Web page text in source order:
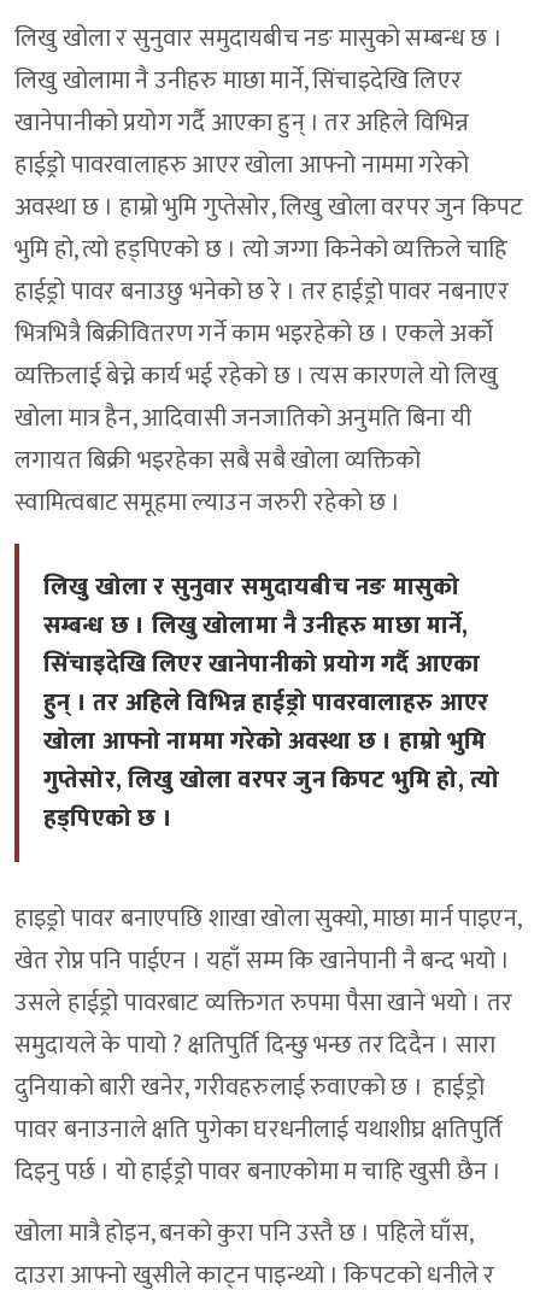
लिखु खोला र सुनुवार समुदायबीच नङ मासुको सम्बन्ध छ ।
लिखु खोलामा नै उनीहरु माछा मार्ने, सिंचाइदेखि लिएर
खानेपानीको प्रयोग गर्दै आएका हुन् । तर अहिले विभिन्न
हाईड्रो पावरवालाहरु आएर खोला आफ्नो नाममा गरेको
अवस्था छ । हाम्रो भुमि गुप्तेसोर, लिखु खोला वरपर जुन किपट
भुमि हो, त्यो हड्पिएको छ । त्यो जग्गा किनेको व्यक्तिले चाहि
हाईड्रो पावर बनाउछु भनेको छ रे । तर हाईड्रो पावर नबनाएर
भित्रभित्रै बिक्रीवितरण गर्ने काम भइरहेको छ । एकले अर्को
व्यक्तिलाई बेच्ने कार्य भई रहेको छ । त्यस कारणले यो लिखु
खोला मात्र हैन, आदिवासी जनजातिको अनुमति बिना यी
लगायत बिक्री भइरहेका सबै सबै खोला व्यक्तिको
स्वामित्वबाट समूहमा ल्याउन जरुरी रहेको छ ।
लिखु खोला र सुनुवार समुदायबीच नङ मासुको
सम्बन्ध छ । लिखु खोलामा नै उनीहरु माछा मार्ने,
सिंचाइदेखि लिएर खानेपानीको प्रयोग गर्दै आएका
हुन् । तर अहिले विभिन्न हाईड्रो पावरवालाहरु आएर
खोला आफ्नो नाममा गरेको अवस्था छ । हाम्रो भुमि
गुप्तेसोर, लिखु खोला वरपर जुन किपट भुमि हो, त्यो
हड्पिएको छ ।
हाइड्रो पावर बनाएपछि शाखा खोला सुक्यो, माछा मार्न पाइएन,
खेत रोप्न पनि पाईएन । यहाँ सम्म कि खानेपानी नै बन्द भयो ।
उसले हाईड्रो पावरबाट व्यक्तिगत रुपमा पैसा खाने भयो । तर
समुदायले के पायो ? क्षतिपुर्ति दिन्छु भन्छ तर दिदैन । सारा
दुनियाको बारी खनेर, गरीवहरुलाई रुवाएको छ । हाईड्रो
पावर बनाउनाले क्षति पुगेका घरधनीलाई यथाशीघ्र क्षतिपुर्ति
दिइनु पर्छ । यो हाईड्रो पावर बनाएकोमा म चाहि खुसी छैन ।
खोला मात्रै होइन, बनको कुरा पनि उस्तै छ । पहिले घाँस,
दाउरा आफ्नो खुसीले काट्न पाइन्थ्यो । किपटको धनीले र